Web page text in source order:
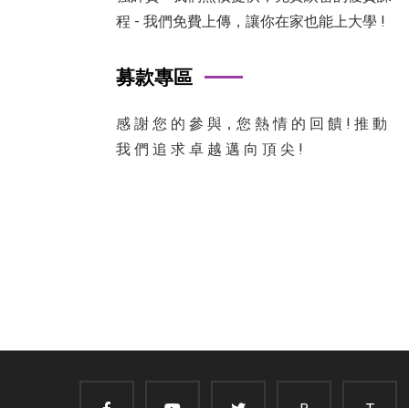
程 - 我們免費上傳，讓你在家也能上大學 !
募款專區
感 謝 您 的 參 與，您 熱 情 的 回 饋 ! 推 動
我 們 追 求 卓 越 邁 向 頂 尖 !